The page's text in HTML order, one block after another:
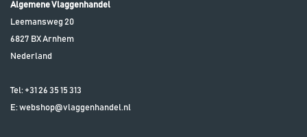
Algemene Vlaggenhandel
Leemansweg 20
6827 BXArnhem
Nederland
Tel: +31 26 35 15 313
E:webshop@vlaggenhandel.nl